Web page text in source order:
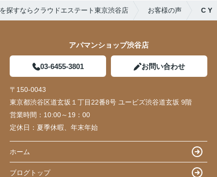
探すならクラウドエステート東京渋谷店 お客様の声 C Y
アパマンショップ渋谷店
03-6455-3801 お問い合わせ
〒150-0043
東京都渋谷区道玄坂１丁目22番8号 ユービズ渋谷道玄坂 9階
営業時間： 10:00～19：00
定休日： 夏季休暇、年末年始
ホーム
ブログトップ